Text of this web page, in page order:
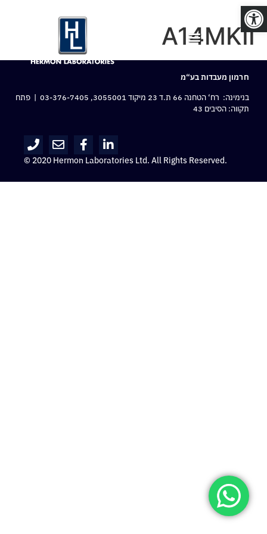
פתח סרגל נגישות
A14MKII
חרמון מעבדות בע“מ
בנימינה: רח‘ הטחנה 66 ת.ד 23 מיקוד 3055001,
03-376-7405 | פתח
תקווה: הסיבים 43
© 2020 Hermon Laboratories Ltd. All Rights Reserved.